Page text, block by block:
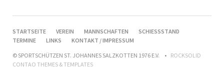
NAVIGATION
ÜBERSPRINGEN
STARTSEITE VEREIN MANNSCHAFTEN
SCHIESSSTAND
TERMINE
LINKS
KONTAKT / IMPRESSUM
© SPORTSCHÜTZEN ST. JOHANNES SALZKOTTEN 1976 E.V.
ROCKSOLID
CONTAO THEMES & TEMPLATES